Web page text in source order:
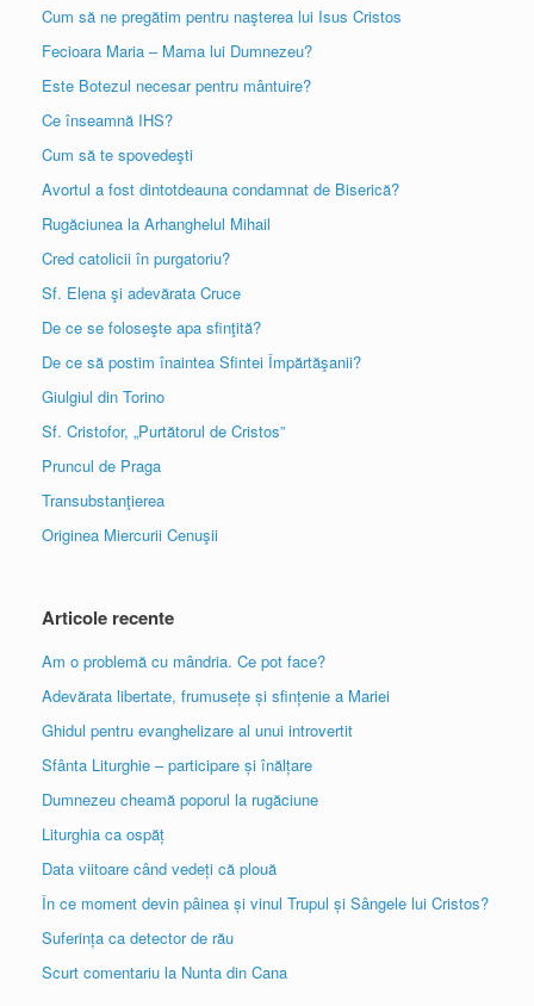
Cum să ne pregătim pentru naşterea lui Isus Cristos
Fecioara Maria – Mama lui Dumnezeu?
Este Botezul necesar pentru mântuire?
Ce înseamnă IHS?
Cum să te spovedeşti
Avortul a fost dintotdeauna condamnat de Biserică?
Rugăciunea la Arhanghelul Mihail
Cred catolicii în purgatoriu?
Sf. Elena şi adevărata Cruce
De ce se foloseşte apa sfinţită?
De ce să postim înaintea Sfintei Împărtăşanii?
Giulgiul din Torino
Sf. Cristofor, „Purtătorul de Cristos”
Pruncul de Praga
Transubstanţierea
Originea Miercurii Cenuşii
Articole recente
Am o problemă cu mândria. Ce pot face?
Adevărata libertate, frumusețe și sfințenie a Mariei
Ghidul pentru evanghelizare al unui introvertit
Sfânta Liturghie – participare și înălțare
Dumnezeu cheamă poporul la rugăciune
Liturghia ca ospăț
Data viitoare când vedeți că plouă
În ce moment devin pâinea și vinul Trupul și Sângele lui Cristos?
Suferința ca detector de rău
Scurt comentariu la Nunta din Cana